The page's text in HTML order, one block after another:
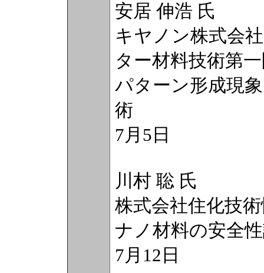
安居 伸浩 氏
キヤノン株式会
ター材料技術第
パターン形成現
術
7月5日
川村 聡 氏
株式会社住化技
ナノ材料の安全
7月12日